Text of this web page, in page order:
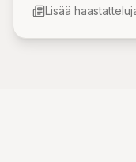
Lisää